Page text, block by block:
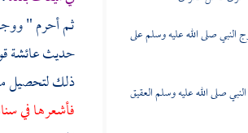
صلى الله عليه وسلم على
صلى الله عليه وسلم العقيق
ثم أحرم "
حديثعائشة
ذلك لتحصيل
فأشعرها في